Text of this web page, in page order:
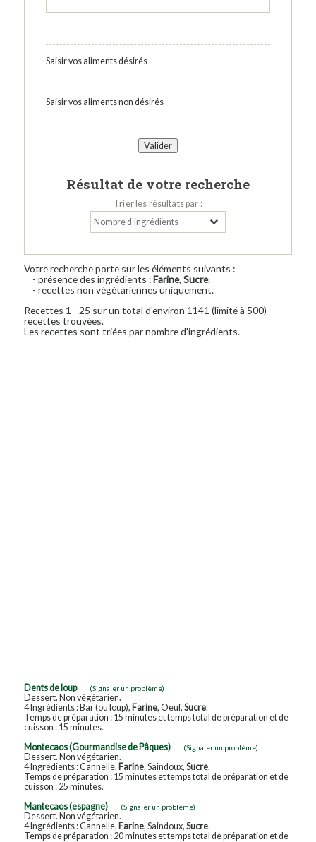
Saisir vos aliments désirés
Saisir vos aliments non désirés
Résultat de votre recherche
Trier les résultats par :
Votre recherche porte sur les éléments suivants :
- présence des ingrédients :Farine, Sucre.
- recettes non végétariennes uniquement.
Recettes 1 - 25 sur un total d'environ 1141 (limité à 500)
recettes trouvées.
Les recettes sont triées par nombre d'ingrédients.
Dents de loup (Signaler un problème)
Dessert. Non végétarien.
4 Ingrédients : Bar (ou loup), Farine, Oeuf, Sucre.
Temps de préparation : 15 minutes et temps total de préparation et de
cuisson : 15 minutes.
Montecaos (Gourmandise de Pâques)
(Signaler un problème)
Dessert. Non végétarien.
4 Ingrédients : Cannelle, Farine, Saindoux, Sucre.
Temps de préparation : 15 minutes et temps total de préparation et de
cuisson : 25 minutes.
Mantecaos (espagne)
(Signaler un problème)
Dessert. Non végétarien.
4 Ingrédients : Cannelle, Farine, Saindoux, Sucre.
Temps de préparation : 20 minutes et temps total de préparation et de